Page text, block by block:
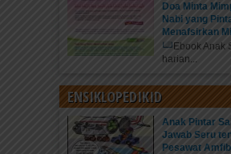
Doa Minta
Nabi yang
Menafsirkan
Ebook Anak
harian...
ENSIKLOPEDIKID
Anak Pintar
Jawab Seru
Pesawat